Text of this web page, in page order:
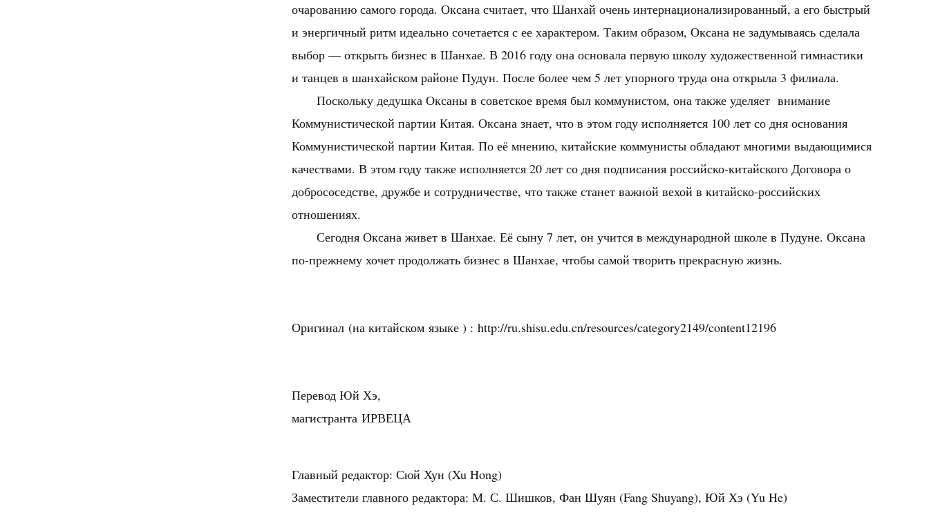
очарованию самого города. Оксана считает, что Шанхай очень интернационализированный, а его быстрый
и энергичный ритм идеально сочетается с ее характером. Таким образом, Оксана не задумываясь сделала
выбор — открыть бизнес в Шанхае. В 2016 году она основала первую школу художественной гимнастики
и танцев в шанхайском районе Пудун. После более чем 5 лет упорного труда она открыла 3 филиала.
Поскольку дедушка Оксаны в советское время был коммунистом, она также уделяет внимание
Коммунистической партии Китая. Оксана знает, что в этом году исполняется 100 лет со дня основания
Коммунистической партии Китая. По её мнению, китайские коммунисты обладают многими выдающимися
качествами. В этом году также исполняется 20 лет со дня подписания российско-китайского Договора о
добрососедстве, дружбе и сотрудничестве, что также станет важной вехой в китайско-российских
отношениях.
Сегодня Оксана живет в Шанхае. Её сыну 7 лет, он учится в международной школе в Пудуне. Оксана
по-прежнему хочет продолжать бизнес в Шанхае, чтобы самой творить прекрасную жизнь.
Оригинал (на китайском языке ) : http://ru.shisu.edu.cn/resources/category2149/content12196
Перевод Юй Хэ,
магистранта ИРВЕЦА
Главный редактор: Сюй Хун (Xu Hong)
Заместители главного редактора: М. С. Шишков, Фан Шуян (Fang Shuyang), Юй Хэ (Yu He)